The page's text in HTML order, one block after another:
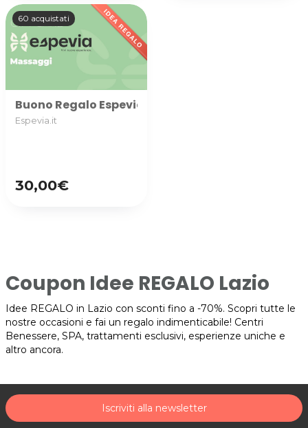
60 acquistati
Buono Regalo Espevia utilizzabile nella
Espevia.it
30,00€
Coupon Idee REGALO Lazio
Idee REGALO in Lazio con sconti fino a -70%. Scopri tutte le
nostre occasioni e fai un regalo indimenticabile! Centri
Benessere, SPA, trattamenti esclusivi, esperienze uniche e
altro ancora.
Iscriviti alla newsletter